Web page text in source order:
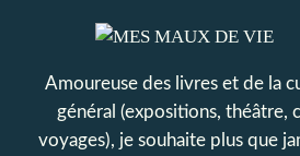
Amoureuse des livres et de la
général (expositions, théâtre,
voyages), je souhaite plus que